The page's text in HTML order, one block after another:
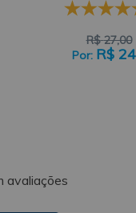
R$ 27,00
R$
avaliações